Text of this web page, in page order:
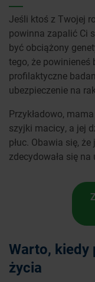
Jeśli ktoś z Twojej
powinna zapalić Ci
być obciążony
tego, że
profilaktyczne
ubezpieczenie na
Przykładowo,
szyjki macicy, a jej
płuc. Obawia się,
zdecydowała się
Warto, kiedy
życia